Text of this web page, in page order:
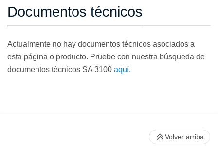
Documentos técnicos
Actualmente no hay documentos técnicos asociados a
esta página o producto. Pruebe con nuestra búsqueda de
documentos técnicos SA 3100 aquí.
Volver arriba